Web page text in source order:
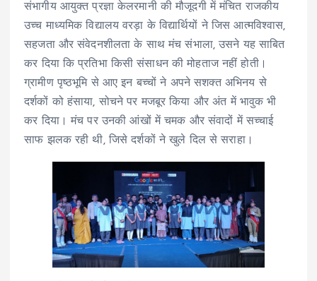
संभागीय आयुक्त प्रज्ञा केलरमानी की मौजूदगी में मंचित राजकीय
उच्च माध्यमिक विद्यालय वरड़ा के विद्यार्थियों ने जिस आत्मविश्वास,
सहजता और संवेदनशीलता के साथ मंच संभाला, उसने यह साबित
कर दिया कि प्रतिभा किसी संसाधन की मोहताज नहीं होती।
ग्रामीण पृष्ठभूमि से आए इन बच्चों ने अपने सशक्त अभिनय से
दर्शकों को हंसाया, सोचने पर मजबूर किया और अंत में भावुक भी
कर दिया। मंच पर उनकी आंखों में चमक और संवादों में सच्चाई
साफ झलक रही थी, जिसे दर्शकों ने खुले दिल से सराहा।